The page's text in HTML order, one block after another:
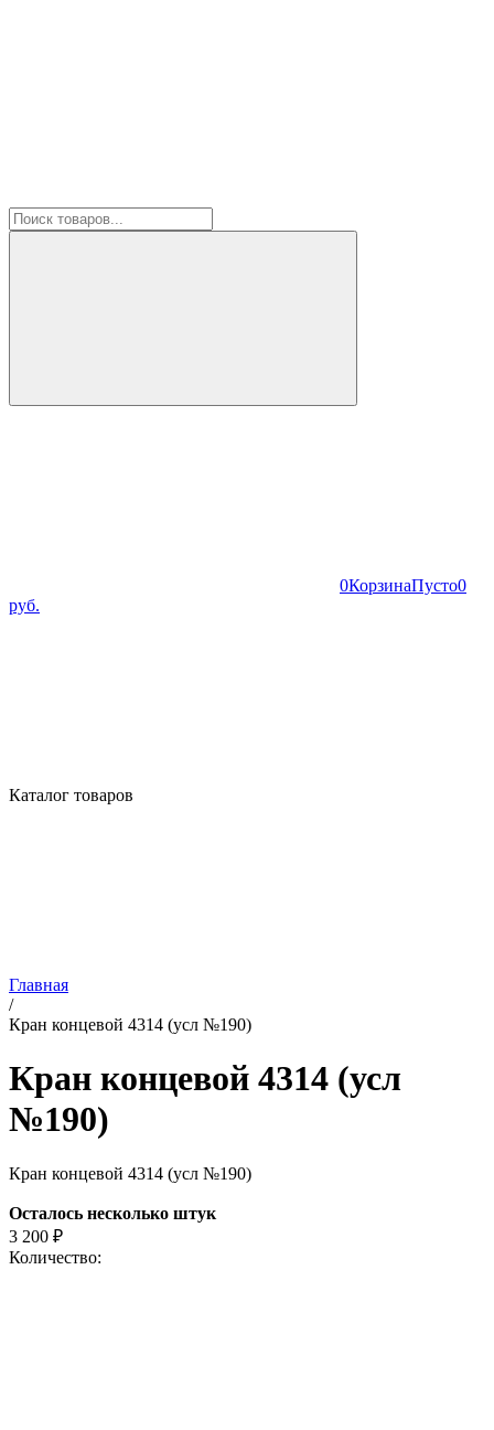
0КорзинаПусто0
руб.
Каталог товаров
Главная
/
Кран концевой 4314 (усл №190)
Кран концевой 4314 (усл
№190)
Кран концевой 4314 (усл №190)
Осталось несколько штук
3 200 ₽
Количество: